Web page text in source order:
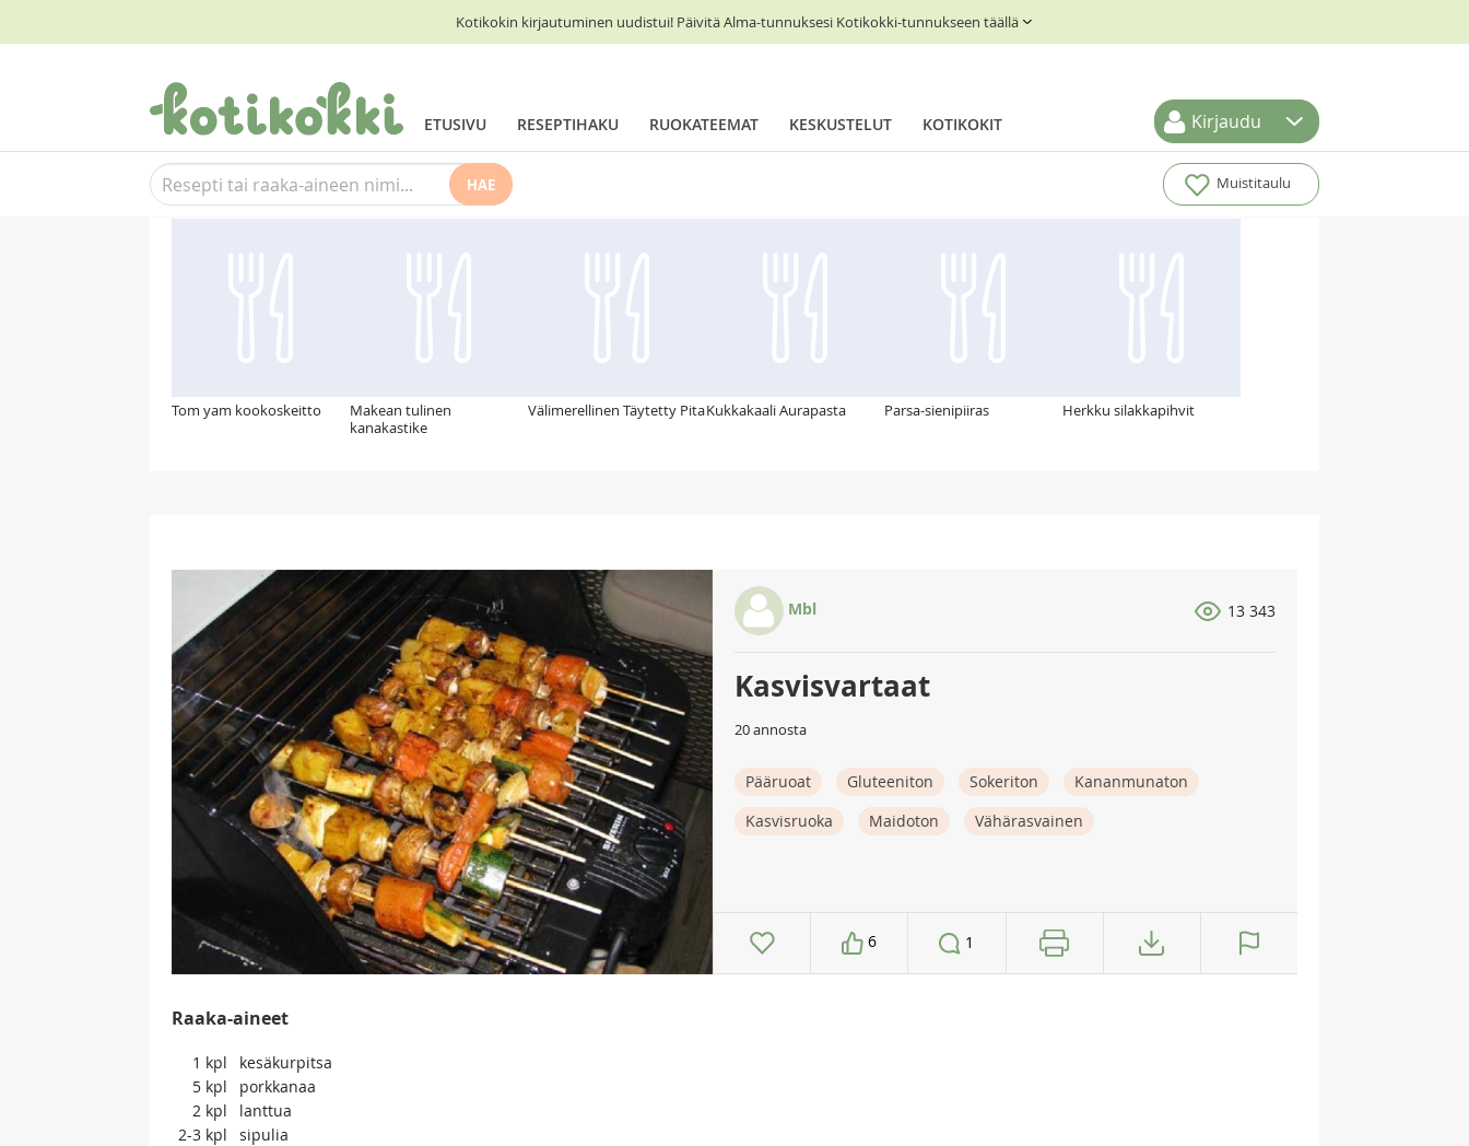
Kotikokin kirjautuminen uudistui! Päivitä Alma-tunnuksesi Kotikokki-tunnukseen täällä
ETUSIVU RESEPTIHAKU RUOKATEEMAT KESKUSTELUT KOTIKOKIT Kirjaudu
HAE Muistitaulu
Suosittelemme myös
Tom yam kookoskeitto
Makean tulinen
kanakastike
Välimerellinen Täytetty PitaKukkakaali Aurapasta Parsa-sienipiiras Herkku silakkapihvit
Mbl 13 343
Kasvisvartaat
20 annosta
Pääruoat Gluteeniton Sokeriton
Kananmunaton
Kasvisruoka
Maidoton Vähärasvainen
6 1
Raaka-aineet
1 kpl
kesäkurpitsa
5 kpl
porkkanaa
2 kpl
lanttua
2-3 kpl
sipulia